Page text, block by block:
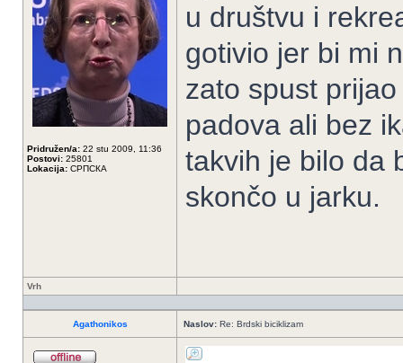
Pridružen/a: 22 stu 2009, 11:36
Postovi: 25801
Lokacija: СРПСКА
u društvu i
gotivio jer bi mi
zato spust
padova ali bez
takvih je bilo da
skončo u jarku.
Vrh
Agathonikos Naslov: Re: Brdski biciklizam